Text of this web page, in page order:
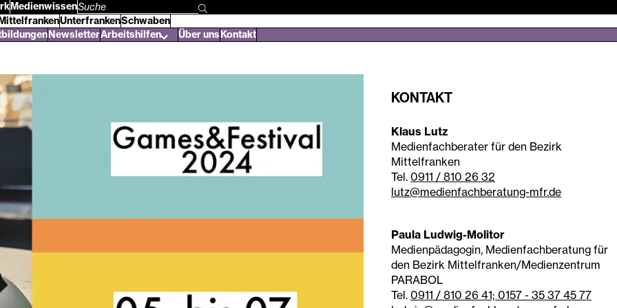
Medienwissen
Suchbegriff
eingeben
UnterfrankenSchwaben
NewsletterArbeitshilfen Über unsKontakt
KONTAKT
Klaus Lutz
Medienfachberater für den Bezirk
Mittelfranken
Tel. 0911 / 810 26 32
lutz@medienfachberatung-mfr.de
Paula Ludwig-Molitor
Medienpädagogin, Medienfachberatung für
den Bezirk Mittelfranken/Medienzentrum
PARABOL
Tel. 0911 / 810 26 41; 0157 - 35 37 45 77